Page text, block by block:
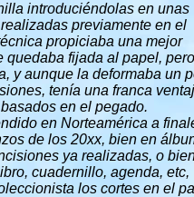
introduciéndolas en unas
previamente en el
propiciaba una mejor
quedaba fijada al papel,
y aunque la deformaba un
tenía una franca
en el pegado.
en Norteamérica a
de los 20xx, bien en
ya realizadas, o
cuadernillo, agenda, etc,
los cortes en el